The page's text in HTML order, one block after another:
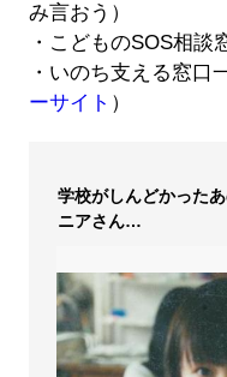
み言おう）
・こどものSOS相談
・いのち支える窓口
ーサイト ）
学校がしんどかった
ニアさん…